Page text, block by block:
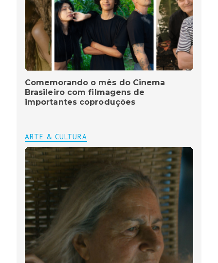
Comemorando o mês do Cinema
Brasileiro com filmagens de
importantes coproduções
ARTE & CULTURA